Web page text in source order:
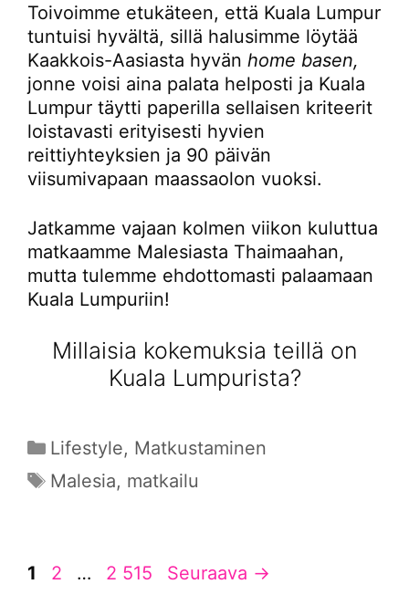
Toivoimme etukäteen, että Kuala Lumpur
tuntuisi hyvältä, sillä halusimme löytää
Kaakkois-Aasiasta hyvän home basen,
jonne voisi aina palata helposti ja Kuala
Lumpur täytti paperilla sellaisen kriteerit
loistavasti erityisesti hyvien
reittiyhteyksien ja 90 päivän
viisumivapaan maassaolon vuoksi.
Jatkamme vajaan kolmen viikon kuluttua
matkaamme Malesiasta Thaimaahan,
mutta tulemme ehdottomasti palaamaan
Kuala Lumpuriin!
Millaisia kokemuksia teillä on
Kuala Lumpurista?
Kategoriat
Lifestyle, Matkustaminen
Avainsanat
Malesia, matkailu
Sivu
1 Sivu
2 … Sivu
2 515 Seuraava →